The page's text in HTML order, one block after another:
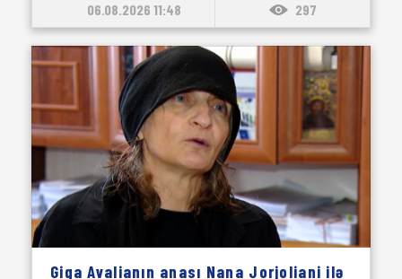
06.08.2026 11:48 297
Giga Avalianın anası Nana Jorjoliani ilə